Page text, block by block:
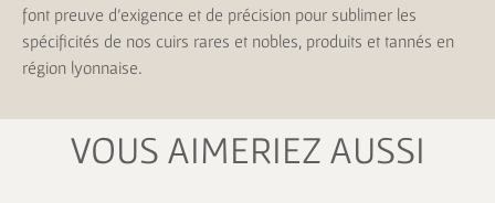
font preuve d’exigence et de précision pour sublimer les
spécificités de nos cuirs rares et nobles, produits et tannés en
région lyonnaise.
VOUS AIMERIEZ AUSSI